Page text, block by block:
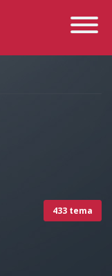
Toggle
433 tema